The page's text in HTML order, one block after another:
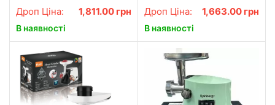
для ковбас кеббе захист від
перевантаження
продуктивна
Дроп Ціна: 1,811.00 грн
В наявності
Вт
Дроп Ціна: 1,663.00 грн
В наявності